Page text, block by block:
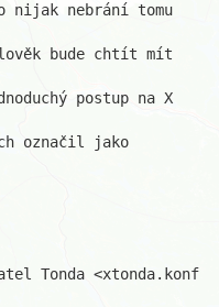
nijak nebrání tomu
bude chtít mít
postup na X
označil jako
Tonda <xtonda.konf